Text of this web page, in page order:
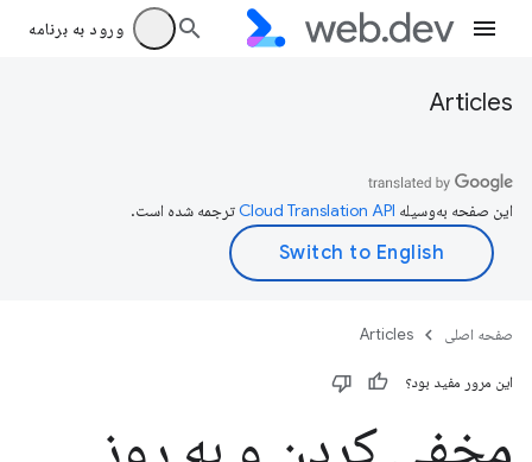
ورود به برنامه
Articles
این صفحه به‌وسیله ترجمه شده است.
صفحه اصلی Articles
این مرور مفید بود؟
مخفی کردن و به روز